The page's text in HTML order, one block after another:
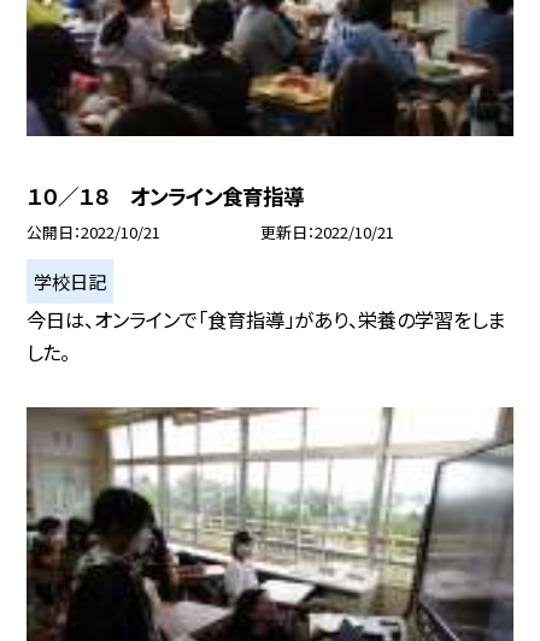
１０／１８ オンライン食育指導
公開日 2022/10/21 更新日 2022/10/21
学校日記
今日は、オンラインで「食育指導」があり、栄養の学習をしま
した。